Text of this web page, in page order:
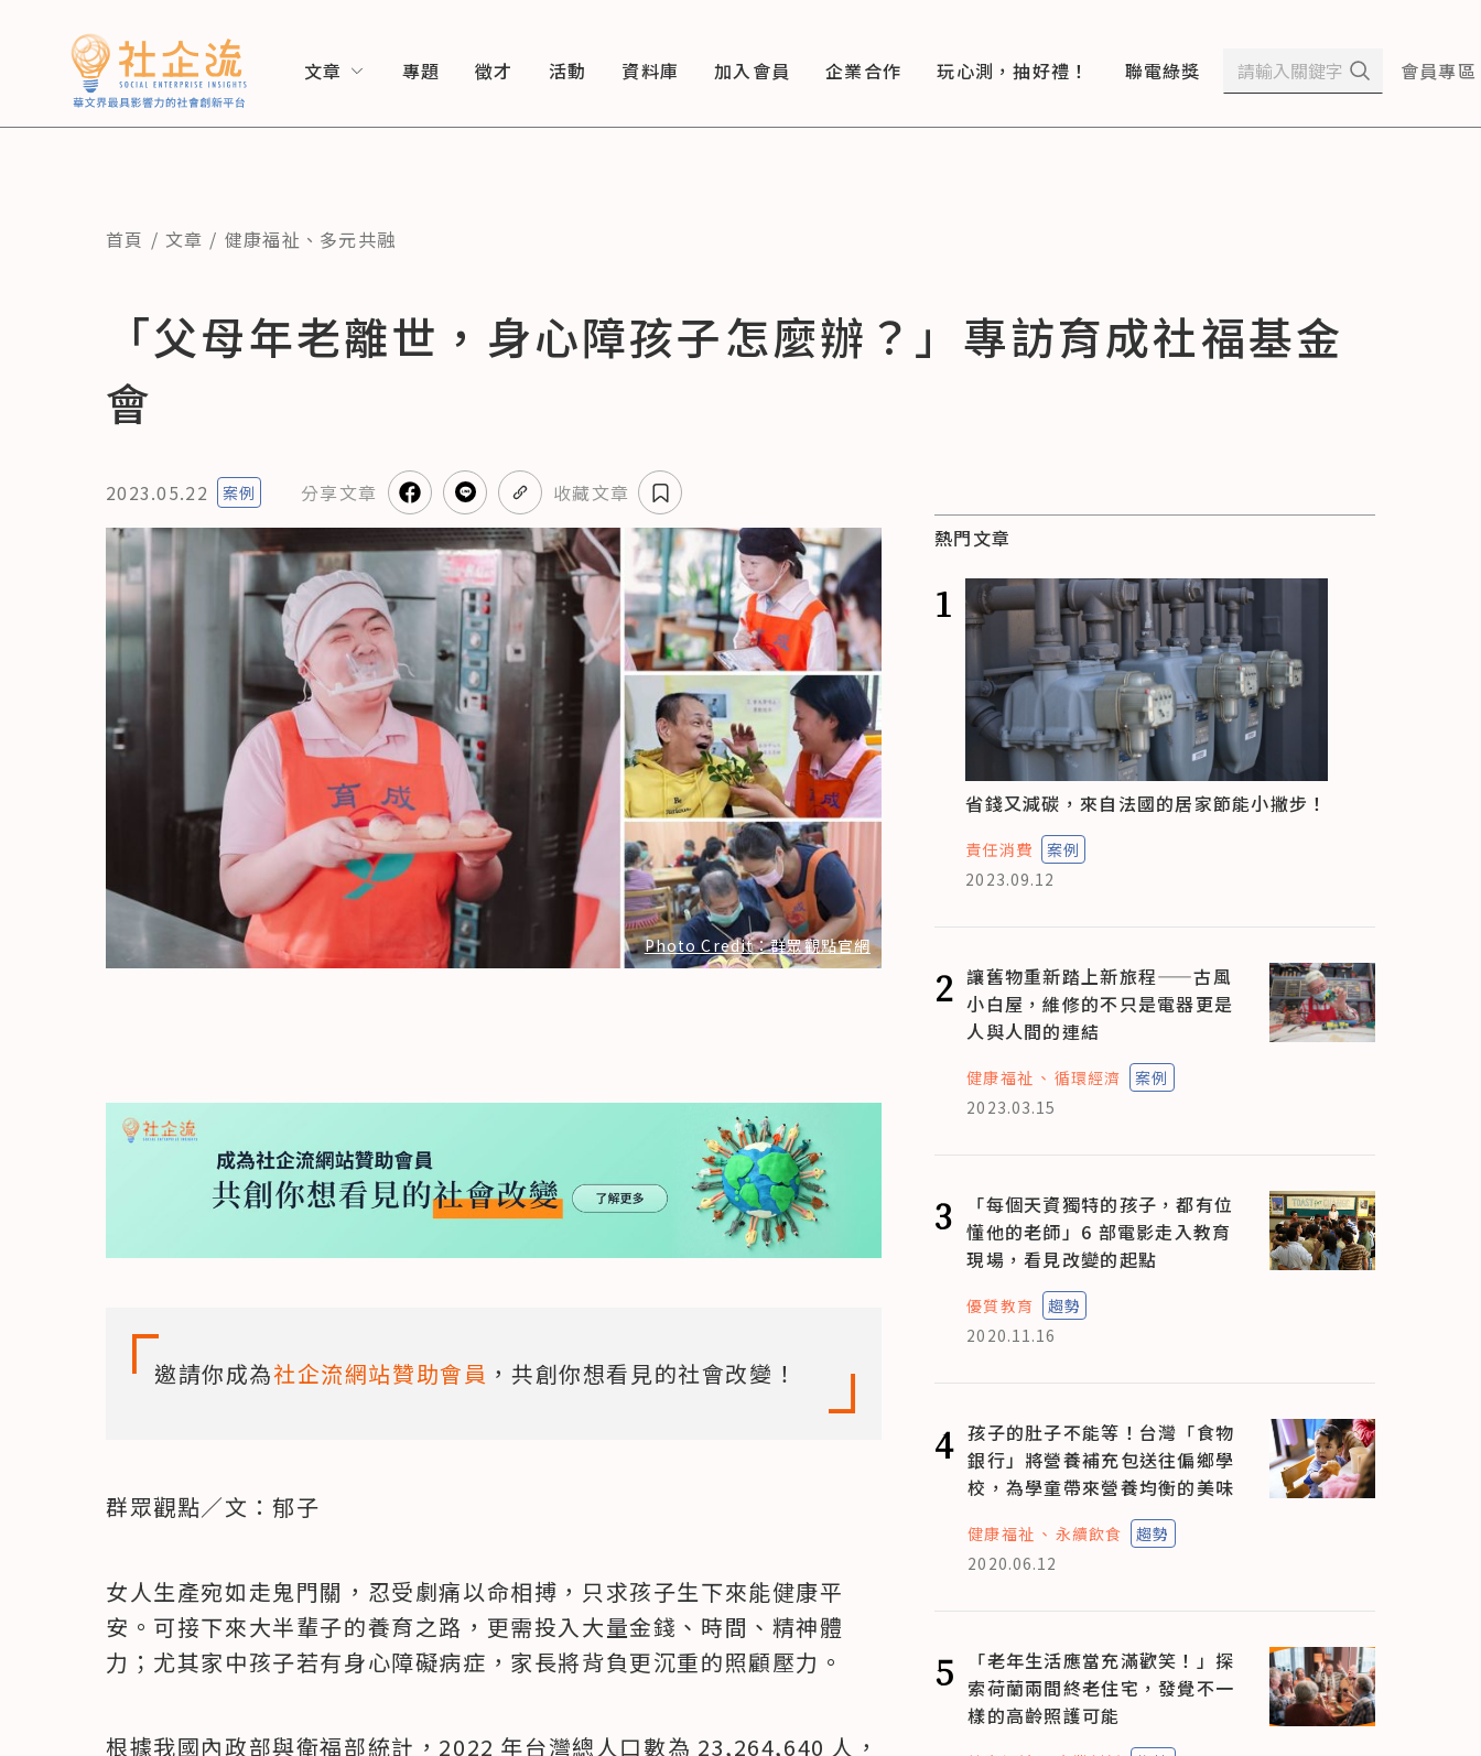
文章 專題 徵才 活動 資料庫 加入會員 企業合作 玩心測，抽好禮！ 聯電綠獎 會員專區
首頁 文章 健康福祉 、 多元共融
「父母年老離世，身心障孩子怎麼辦？」專訪育成社福基金
會
2023.05.22 案例 分享文章 收藏文章
Photo Credit：群眾觀點官網
邀請你成為社企流網站贊助會員 ，共創你想看見的社會改變！
群眾觀點／文：郁子
女人生產宛如走鬼門關，忍受劇痛以命相搏，只求孩子生下來能健康平
安。可接下來大半輩子的養育之路，更需投入大量金錢、時間、精神體
力；尤其家中孩子若有身心障礙病症，家長將背負更沉重的照顧壓力。
根據我國內政部與衛福部統計，2022 年台灣總人口數為 23,264,640 人，
熱門文章
1
省錢又減碳，來自法國的居家節能小撇步！
責任消費
案例
2023.09.12
2 讓舊物重新踏上新旅程——古風
小白屋，維修的不只是電器更是
人與人間的連結
健康福祉 循環經濟
案例
2023.03.15
3
「每個天資獨特的孩子，都有位
懂他的老師」6 部電影走入教育
現場，看見改變的起點
優質教育
趨勢
2020.11.16
4 孩子的肚子不能等！台灣「食物
銀行」將營養補充包送往偏鄉學
校，為學童帶來營養均衡的美味
健康福祉 永續飲食
趨勢
2020.06.12
5
「老年生活應當充滿歡笑！」探
索荷蘭兩間終老住宅，發覺不一
樣的高齡照護可能